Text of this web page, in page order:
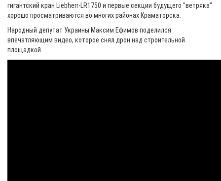
гигантский кран Liebherr-LR1750 и первые секции будущего "ветряка"
хорошо просматриваются во многих районах Краматорска.
Народный депутат Украины Максим Ефимов поделился
впечатляющим видео, которое снял дрон над строительной
площадкой.